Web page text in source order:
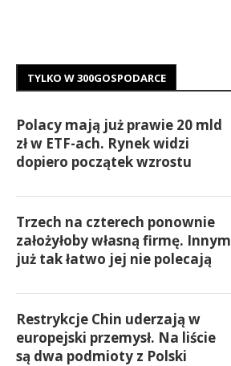
TYLKO W 300GOSPODARCE
Polacy mają już prawie 20 mld
zł w ETF-ach. Rynek widzi
dopiero początek wzrostu
Trzech na czterech ponownie
założyłoby własną firmę. Innym
już tak łatwo jej nie polecają
Restrykcje Chin uderzają w
europejski przemysł. Na liście
są dwa podmioty z Polski